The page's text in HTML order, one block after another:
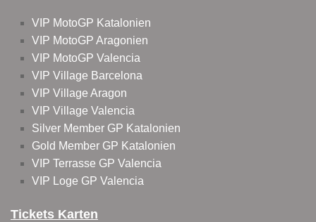
VIP MotoGP Katalonien
VIP MotoGP Aragonien
VIP MotoGP Valencia
VIP Village Barcelona
VIP Village Aragon
VIP Village Valencia
Silver Member GP Katalonien
Gold Member GP Katalonien
VIP Terrasse GP Valencia
VIP Loge GP Valencia
Tickets Karten